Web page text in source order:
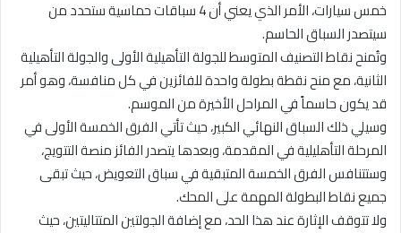
خمس سيارات، الأمر الذي يعني أن 4 سباقات حماسية ستحدد من
سيتصدر السباق الحاسم.
وتُمنح نقاط التصنيف المتوسط للجولة التأهيلية الأولى والجولة التأهيلية
الثانية، مع منح نقطة بطولة واحدة للفائزين في كل منافسة، وهو أمر
قد يكون حاسماً في المراحل الأخيرة من الموسم.
وسيلي ذلك السباق النهائي الكبير، حيث تأتي الفرق الخمسة الأولى في
المرحلة التأهليلية في المقدمة، وبعدها يتصدر الفائز منصة التتويج،
وستتنافس الفرق الخمسة المتبقية في سباق التعويض، حيث تبقى
جميع نقاط البطولة المهمة على المحك.
ولا تتوقف الإثارة عند هذا الحد، مع إضافة الجولتين المتتاليتين، حيث